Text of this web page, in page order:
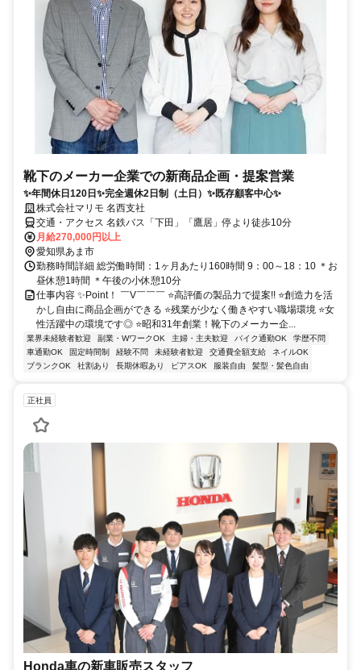
靴下のメーカー企業での新商品企画・提案営業
✨年間休日120日✨完全週休2日制（土日）✨既存顧客中心✨
株式会社マリモ 名西支社
交通・アクセス 名鉄バス「下田」「鷹居」停より徒歩10分
月給270,000円以上
愛知県あま市
勤務時間詳細 総労働時間：1ヶ月あたり160時間 9：00～18：10 ＊お
昼休憩1時間 ＊午後の小休憩10分
仕事内容 ✨Point！ ￣V￣￣￣ ⭐高評価の製品力で提案!! ⭐創造力を活
かし自由に商品企画ができる ⭐残業が少なく働きやすい職場環境 ⭐女
性活躍中の環境です◎ ⭐昭和31年創業！靴下のメーカー企...
業界未経験者歓迎 副業・WワークOK 主婦・主夫歓迎 バイク通勤OK
学歴不問
車通勤OK
固定時間制 経験不問 未経験者歓迎 交通費全額支給
ネイルOK
ブランクOK
社割あり 長期休暇あり ピアスOK 服装自由 髪型・髪色自由
正社員
Honda車の新車販売スタッフ